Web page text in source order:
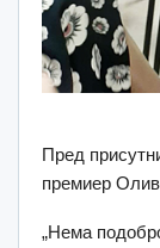
Пред
премиер
„Нема